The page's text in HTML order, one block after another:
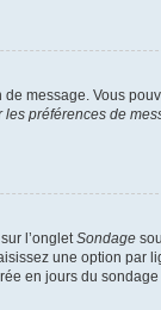
message. Vous
les préférences de
l’onglet Sondage
une option par
en jours du